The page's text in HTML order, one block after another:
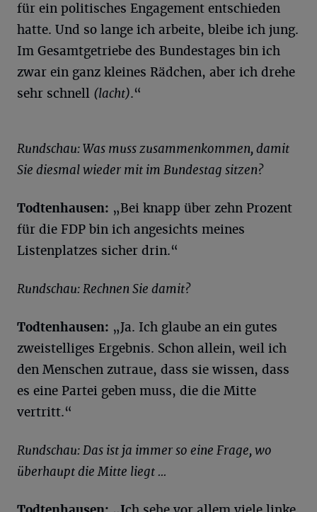
für ein politisches Engagement entschieden
hatte. Und so lange ich arbeite, bleibe ich jung.
Im Gesamtgetriebe des Bundestages bin ich
zwar ein ganz kleines Rädchen, aber ich drehe
sehr schnell (lacht).“
Rundschau: Was muss zusammenkommen, damit
Sie diesmal wieder mit im Bundestag sitzen?
Todtenhausen: „Bei knapp über zehn Prozent
für die FDP bin ich angesichts meines
Listenplatzes sicher drin.“
Rundschau: Rechnen Sie damit?
Todtenhausen: „Ja. Ich glaube an ein gutes
zweistelliges Ergebnis. Schon allein, weil ich
den Menschen zutraue, dass sie wissen, dass
es eine Partei geben muss, die die Mitte
vertritt.“
Rundschau: Das ist ja immer so eine Frage, wo
überhaupt die Mitte liegt ...